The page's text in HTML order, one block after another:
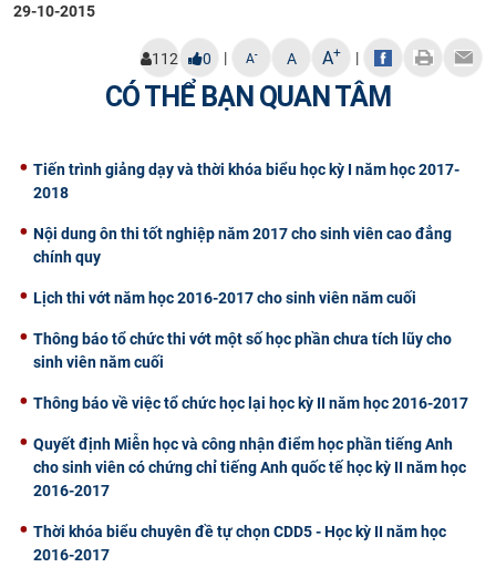
CỰU NGƯỜI HỌC
29-10-2015
112 0 | A- A A+ |
CÓ THỂ BẠN QUAN TÂM
Tiến trình giảng dạy và thời khóa biểu học kỳ I năm học 2017-
2018
Nội dung ôn thi tốt nghiệp năm 2017 cho sinh viên cao đẳng
chính quy
Lịch thi vớt năm học 2016-2017 cho sinh viên năm cuối
Thông báo tổ chức thi vớt một số học phần chưa tích lũy cho
sinh viên năm cuối
Thông báo về việc tổ chức học lại học kỳ II năm học 2016-2017
Quyết định Miễn học và công nhận điểm học phần tiếng Anh
cho sinh viên có chứng chỉ tiếng Anh quốc tế học kỳ II năm học
2016-2017
Thời khóa biểu chuyên đề tự chọn CDD5 - Học kỳ II năm học
2016-2017